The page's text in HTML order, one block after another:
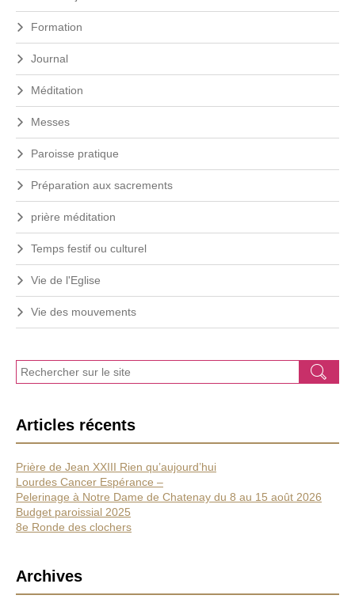
Formation
Journal
Méditation
Messes
Paroisse pratique
Préparation aux sacrements
prière méditation
Temps festif ou culturel
Vie de l'Eglise
Vie des mouvements
J
e
c
h
r
c
h
e
Ok
Articles récents
Prière de Jean XXIII Rien qu’aujourd’hui
Lourdes Cancer Espérance –
Pelerinage à Notre Dame de Chatenay du 8 au 15 août 2026
Budget paroissial 2025
8e Ronde des clochers
Archives